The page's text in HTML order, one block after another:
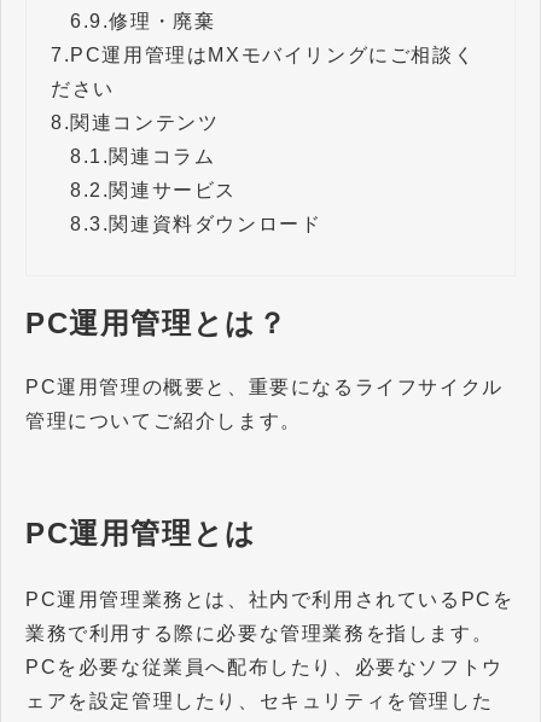
6.9.修理・廃棄
7. PC運用管理はMXモバイリングにご相談く
ださい
8.関連コンテンツ
8.1.関連コラム
8.2.関連サービス
8.3.関連資料ダウンロード
PC運用管理とは？
PC運用管理の概要と、重要になるライフサイクル
管理についてご紹介します。
PC運用管理とは
PC運用管理業務とは、社内で利用されているPCを
業務で利用する際に必要な管理業務を指します。
PCを必要な従業員へ配布したり、必要なソフトウ
ェアを設定管理したり、セキュリティを管理した